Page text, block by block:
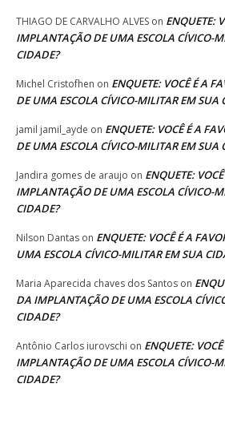
THIAGO DE CARVALHO ALVES on ENQUETE:
IMPLANTAÇÃO DE UMA ESCOLA CÍVICO-
CIDADE?
Michel Cristofhen on ENQUETE: VOCÊ É A
DE UMA ESCOLA CÍVICO-MILITAR EM SUA
jamil jamil_ayde on ENQUETE: VOCÊ É A
DE UMA ESCOLA CÍVICO-MILITAR EM SUA
Jandira gomes de araujo on ENQUETE:
IMPLANTAÇÃO DE UMA ESCOLA CÍVICO-
CIDADE?
Nilson Dantas on ENQUETE: VOCÊ É A
UMA ESCOLA CÍVICO-MILITAR EM SUA
Maria Aparecida chaves dos Santos on
DA IMPLANTAÇÃO DE UMA ESCOLA
CIDADE?
Antônio Carlos iurovschi on ENQUETE:
IMPLANTAÇÃO DE UMA ESCOLA CÍVICO-
CIDADE?